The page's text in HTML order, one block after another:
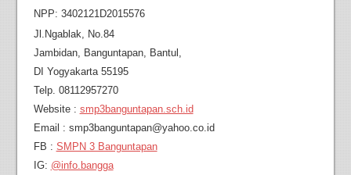
NPP: 3402121D2015576
Jl.Ngablak, No.84
Jambidan, Banguntapan, Bantul,
DI Yogyakarta 55195
Telp. 08112957270
Website : smp3banguntapan.sch.id
Email : smp3banguntapan@yahoo.co.id
FB : SMPN 3 Banguntapan
IG: @info.bangga